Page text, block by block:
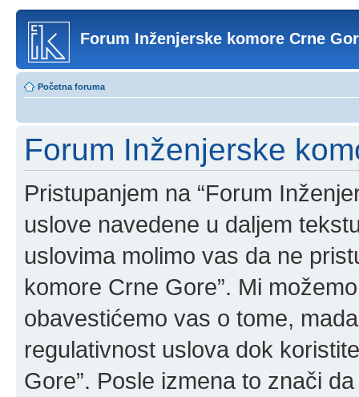
Forum Inženjerske komore Crne
Početna foruma
Forum Inženjerske
Pristupanjem na “Forum
uslove navedene u daljem
uslovima molimo vas da ne
komore Crne Gore”. Mi
obavestićemo vas o tome,
regulativnost uslova dok
Gore”. Posle izmena to znači